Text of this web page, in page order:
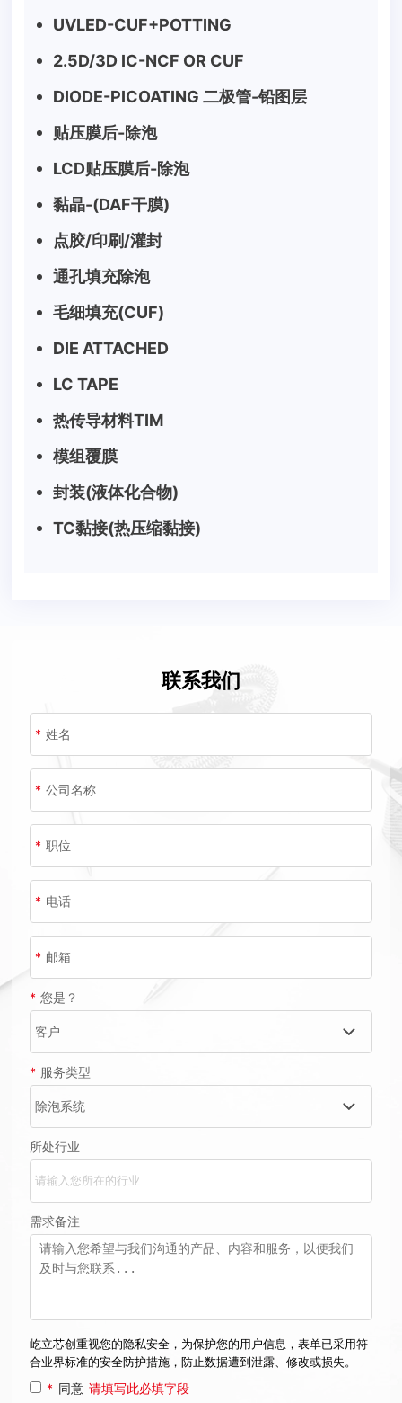
UVLED-CUF+POTTING
2.5D/3D IC-NCF OR CUF
DIODE-PICOATING 二极管-铅图层
贴压膜后-除泡
LCD贴压膜后-除泡
黏晶-(DAF干膜)
点胶/印刷/灌封
通孔填充除泡
毛细填充(CUF)
DIE ATTACHED
LC TAPE
热传导材料TIM
模组覆膜
封装(液体化合物)
TC黏接(热压缩黏接)
联系我们
* 姓名
* 公司名称
* 职位
* 电话
* 邮箱
* 您是？
* 服务类型
所处行业
需求备注
屹立芯创重视您的隐私安全，为保护您的用户信息，表单已采用符
合业界标准的安全防护措施，防止数据遭到泄露、修改或损失。
* 同意 请填写此必填字段